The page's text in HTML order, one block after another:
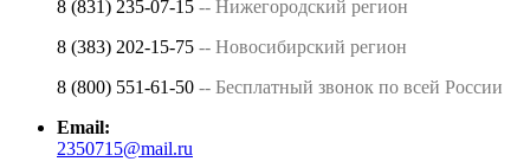
8 (831) 235-07-15 -- Нижегородский регион
8 (383) 202-15-75 -- Новосибирский регион
8 (800) 551-61-50 -- Бесплатный звонок по всей России
Email:
2350715@mail.ru